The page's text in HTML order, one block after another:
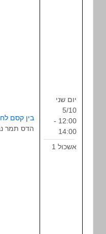
בין קסם לחול/
הדס תמר נבנצל